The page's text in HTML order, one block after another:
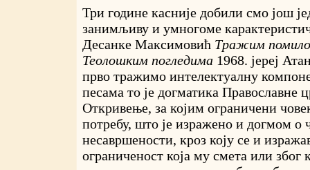
Три године касније добили смо још
занимљиву и умногоме
Десанке Максимовић Тражим
Теолошким погледима 1968. јереј
прво тражимо интелектуалну
песама то је догматика Православне
Откривење, за којим ограничени
потребу, што је изражено и догмом о
несавршености, кроз коју се и
ограниченост која му смета или због